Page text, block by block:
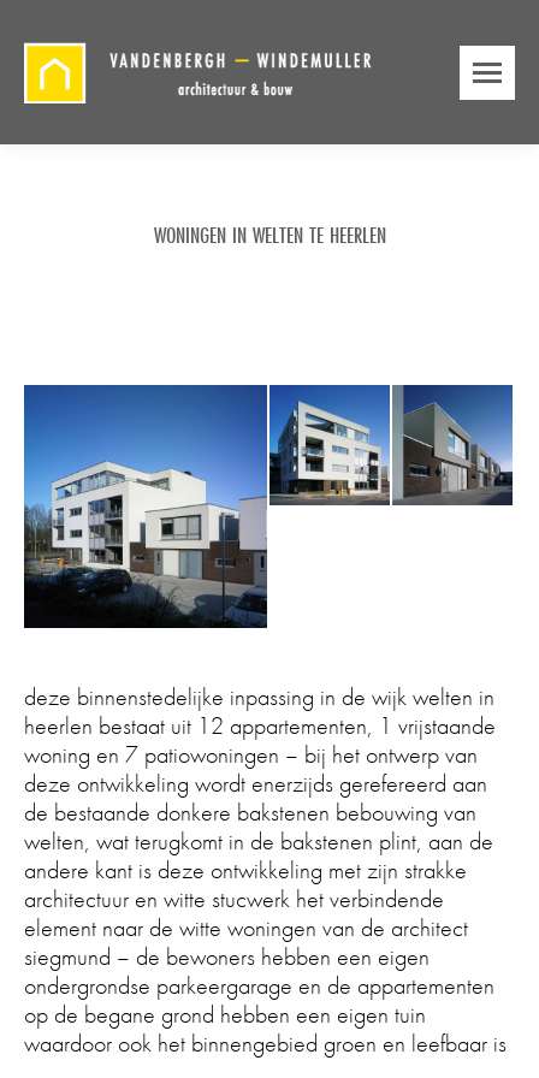
WONINGEN IN WELTEN TE HEERLEN
deze binnenstedelijke inpassing in de wijk welten in
heerlen bestaat uit 12 appartementen, 1 vrijstaande
woning en 7 patiowoningen – bij het ontwerp van
deze ontwikkeling wordt enerzijds gerefereerd aan
de bestaande donkere bakstenen bebouwing van
welten, wat terugkomt in de bakstenen plint, aan de
andere kant is deze ontwikkeling met zijn strakke
architectuur en witte stucwerk het verbindende
element naar de witte woningen van de architect
siegmund – de bewoners hebben een eigen
ondergrondse parkeergarage en de appartementen
op de begane grond hebben een eigen tuin
waardoor ook het binnengebied groen en leefbaar is